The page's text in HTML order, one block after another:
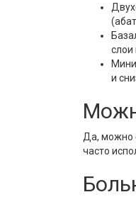
слои
и
Да, можно
часто